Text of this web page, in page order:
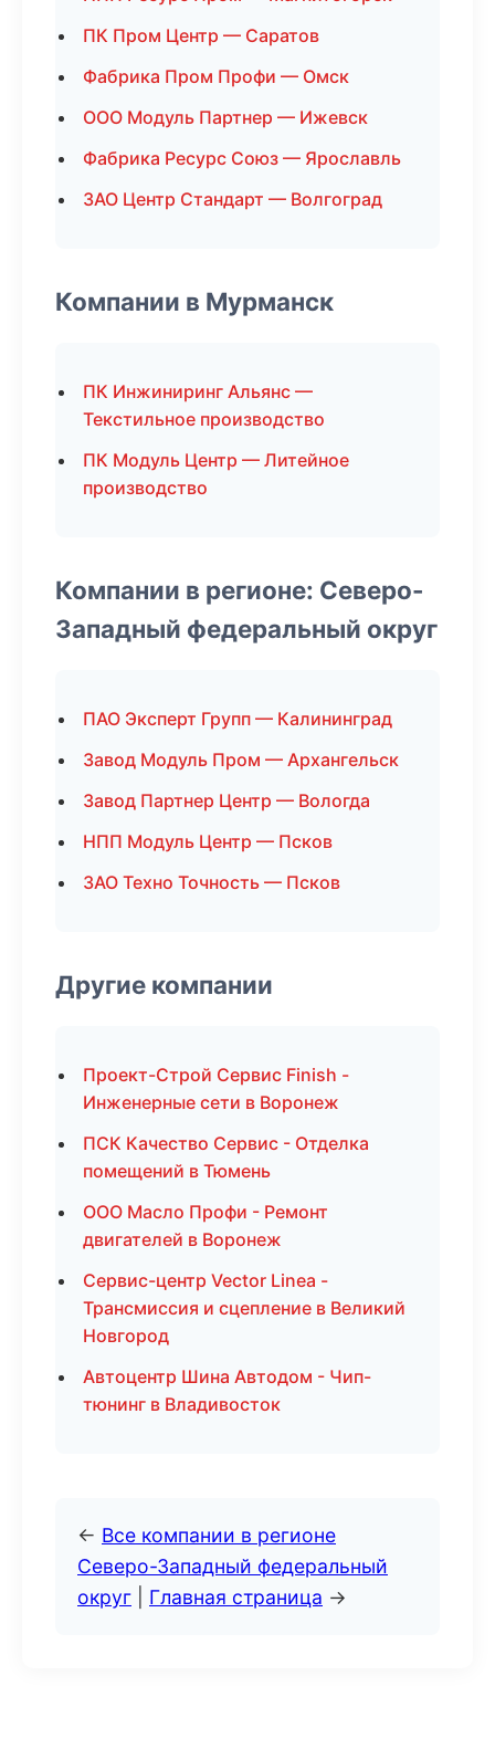
ПК Пром Центр — Саратов
Фабрика Пром Профи — Омск
ООО Модуль Партнер — Ижевск
Фабрика Ресурс Союз — Ярославль
ЗАО Центр Стандарт — Волгоград
Компании в Мурманск
ПК Инжиниринг Альянс —
Текстильное производство
ПК Модуль Центр — Литейное
производство
Компании в регионе: Северо-
Западный федеральный округ
ПАО Эксперт Групп — Калининград
Завод Модуль Пром — Архангельск
Завод Партнер Центр — Вологда
НПП Модуль Центр — Псков
ЗАО Техно Точность — Псков
Другие компании
Проект-Строй Сервис Finish -
Инженерные сети в Воронеж
ПСК Качество Сервис - Отделка
помещений в Тюмень
ООО Масло Профи - Ремонт
двигателей в Воронеж
Сервис-центр Vector Linea -
Трансмиссия и сцепление в Великий
Новгород
Автоцентр Шина Автодом - Чип-
тюнинг в Владивосток
← Все компании в регионе
Северо-Западный федеральный
округ
Главная страница →